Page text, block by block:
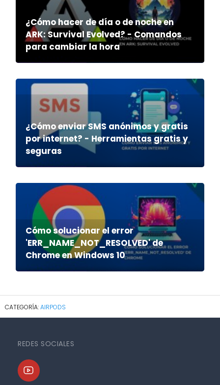
¿Cómo hacer de día o de noche en
ARK: Survival Evolved? - Comandos
para cambiar la hora
¿Cómo enviar SMS anónimos y gratis
por internet? - Herramientas gratis y
seguras
Cómo solucionar el error
'ERR_NAME_NOT_RESOLVED' de
Chrome en Windows 10
AIRPODS
REDES SOCIALES